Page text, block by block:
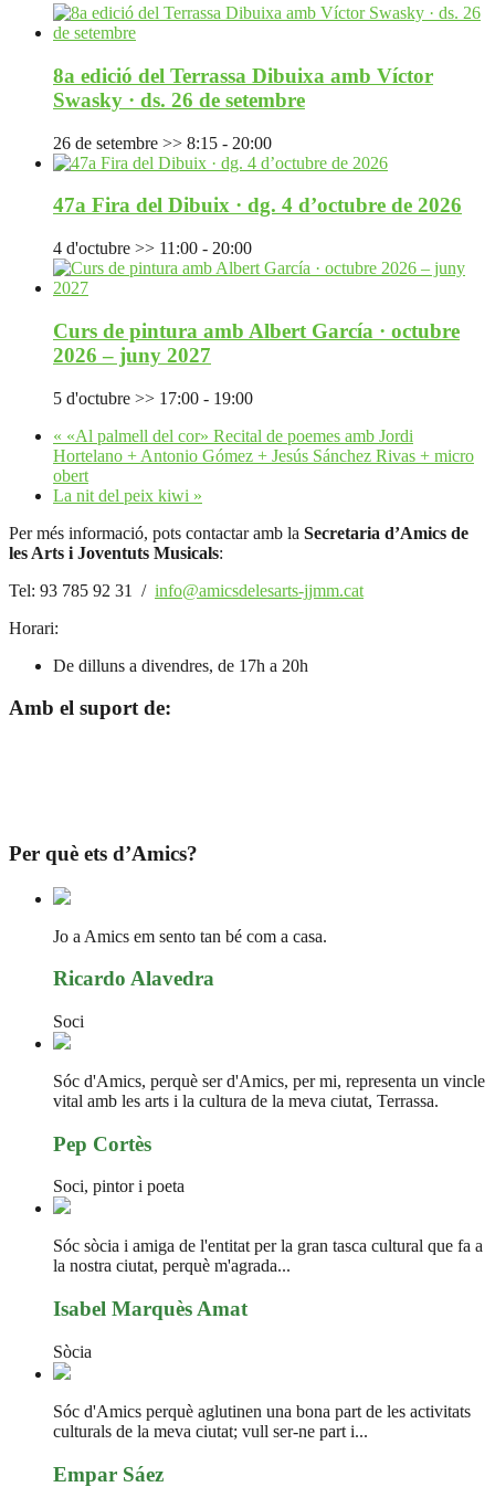
8a edició del Terrassa Dibuixa amb Víctor
Swasky · ds. 26 de setembre
26 de setembre >> 8:15 - 20:00
47a Fira del Dibuix · dg. 4 d’octubre de 2026
4 d'octubre >> 11:00 - 20:00
Curs de pintura amb Albert García · octubre
2026 – juny 2027
5 d'octubre >> 17:00 - 19:00
« «Al palmell del cor» Recital de poemes amb Jordi
Hortelano + Antonio Gómez + Jesús Sánchez Rivas + micro
obert
La nit del peix kiwi »
Per més informació, pots contactar amb la Secretaria d’Amics de
les Arts i Joventuts Musicals:
Tel: 93 785 92 31 / info@amicsdelesarts-jjmm.cat
Horari:
De dilluns a divendres, de 17h a 20h
Amb el suport de:
Per què ets d’Amics?
Jo a Amics em sento tan bé com a casa.
Ricardo Alavedra
Soci
Sóc d'Amics, perquè ser d'Amics, per mi, representa un vincle
vital amb les arts i la cultura de la meva ciutat, Terrassa.
Pep Cortès
Soci, pintor i poeta
Sóc sòcia i amiga de l'entitat per la gran tasca cultural que fa a
la nostra ciutat, perquè m'agrada...
Isabel Marquès Amat
Sòcia
Sóc d'Amics perquè aglutinen una bona part de les activitats
culturals de la meva ciutat; vull ser-ne part i...
Empar Sáez